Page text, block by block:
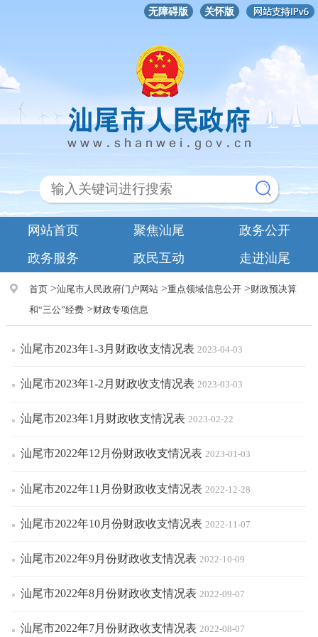
无障碍版 关怀版
网站首页 聚焦汕尾
政务公开
政务服务
政民互动 走进汕尾
首页>汕尾市人民政府门户网站>重点领域信息公开>财政预决算
和“三公”经费>财政专项信息
汕尾市2023年1-3月财政收支情况表 2023-04-03
汕尾市2023年1-2月财政收支情况表 2023-03-03
汕尾市2023年1月财政收支情况表 2023-02-22
汕尾市2022年12月份财政收支情况表 2023-01-03
汕尾市2022年11月份财政收支情况表 2022-12-28
汕尾市2022年10月份财政收支情况表 2022-11-07
汕尾市2022年9月份财政收支情况表 2022-10-09
汕尾市2022年8月份财政收支情况表 2022-09-07
汕尾市2022年7月份财政收支情况表 2022-08-07